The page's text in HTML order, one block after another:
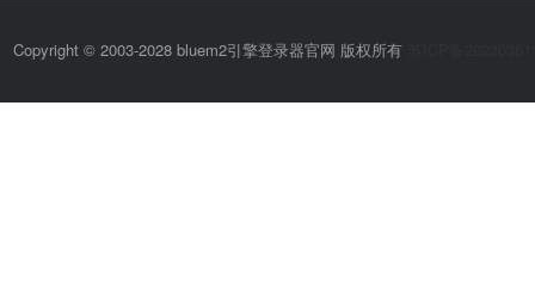
Copyright © 2003-2028 bluem2引擎登录器官网 版权所有